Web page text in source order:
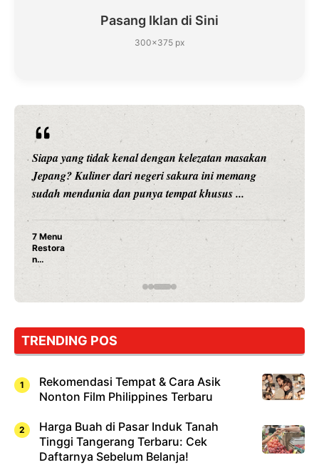
Pasang Iklan di Sini
300×375 px
Siapa yang tidak kenal dengan kelezatan masakan
Jepang? Kuliner dari negeri sakura ini memang
sudah mendunia dan punya tempat khusus ...
7 Menu
Restora
n
Jepang
yang
Dicoba,
Cuma
Sushi!
TRENDING POS
Rekomendasi Tempat & Cara Asik
Nonton Film Philippines Terbaru
Harga Buah di Pasar Induk Tanah
Tinggi Tangerang Terbaru: Cek
Daftarnya Sebelum Belanja!